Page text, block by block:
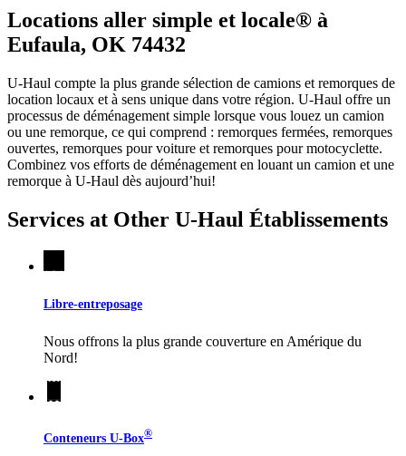
Locations aller simple et locale® à
Eufaula, OK 74432
U-Haul compte la plus grande sélection de camions et remorques de
location locaux et à sens unique dans votre région. U-Haul offre un
processus de déménagement simple lorsque vous louez un camion
ou une remorque, ce qui comprend : remorques fermées, remorques
ouvertes, remorques pour voiture et remorques pour motocyclette.
Combinez vos efforts de déménagement en louant un camion et une
remorque à U-Haul dès aujourd’hui!
Services at Other U-Haul Établissements
Libre-entreposage
Nous offrons la plus grande couverture en Amérique du
Nord!
Conteneurs U-Box®